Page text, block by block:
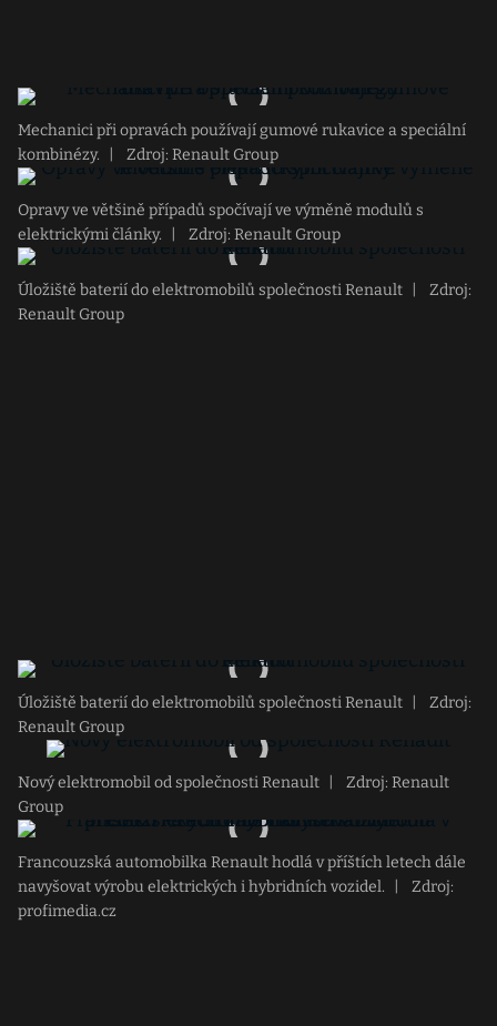
Mechanici při opravách používají gumové rukavice a speciální
kombinézy.
Zdroj: Renault Group
Opravy ve většině případů spočívají ve výměně modulů s
elektrickými články.
Zdroj: Renault Group
Úložiště baterií do elektromobilů společnosti Renault
Zdroj:
Renault Group
Úložiště baterií do elektromobilů společnosti Renault
Zdroj:
Renault Group
Nový elektromobil od společnosti Renault
Zdroj: Renault
Group
Francouzská automobilka Renault hodlá v příštích letech dále
navyšovat výrobu elektrických i hybridních vozidel.
Zdroj:
profimedia.cz